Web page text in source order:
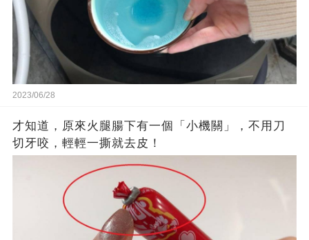
2023/06/28
才知道，原來火腿腸下有一個「小機關」，不用刀
切牙咬，輕輕一撕就去皮！